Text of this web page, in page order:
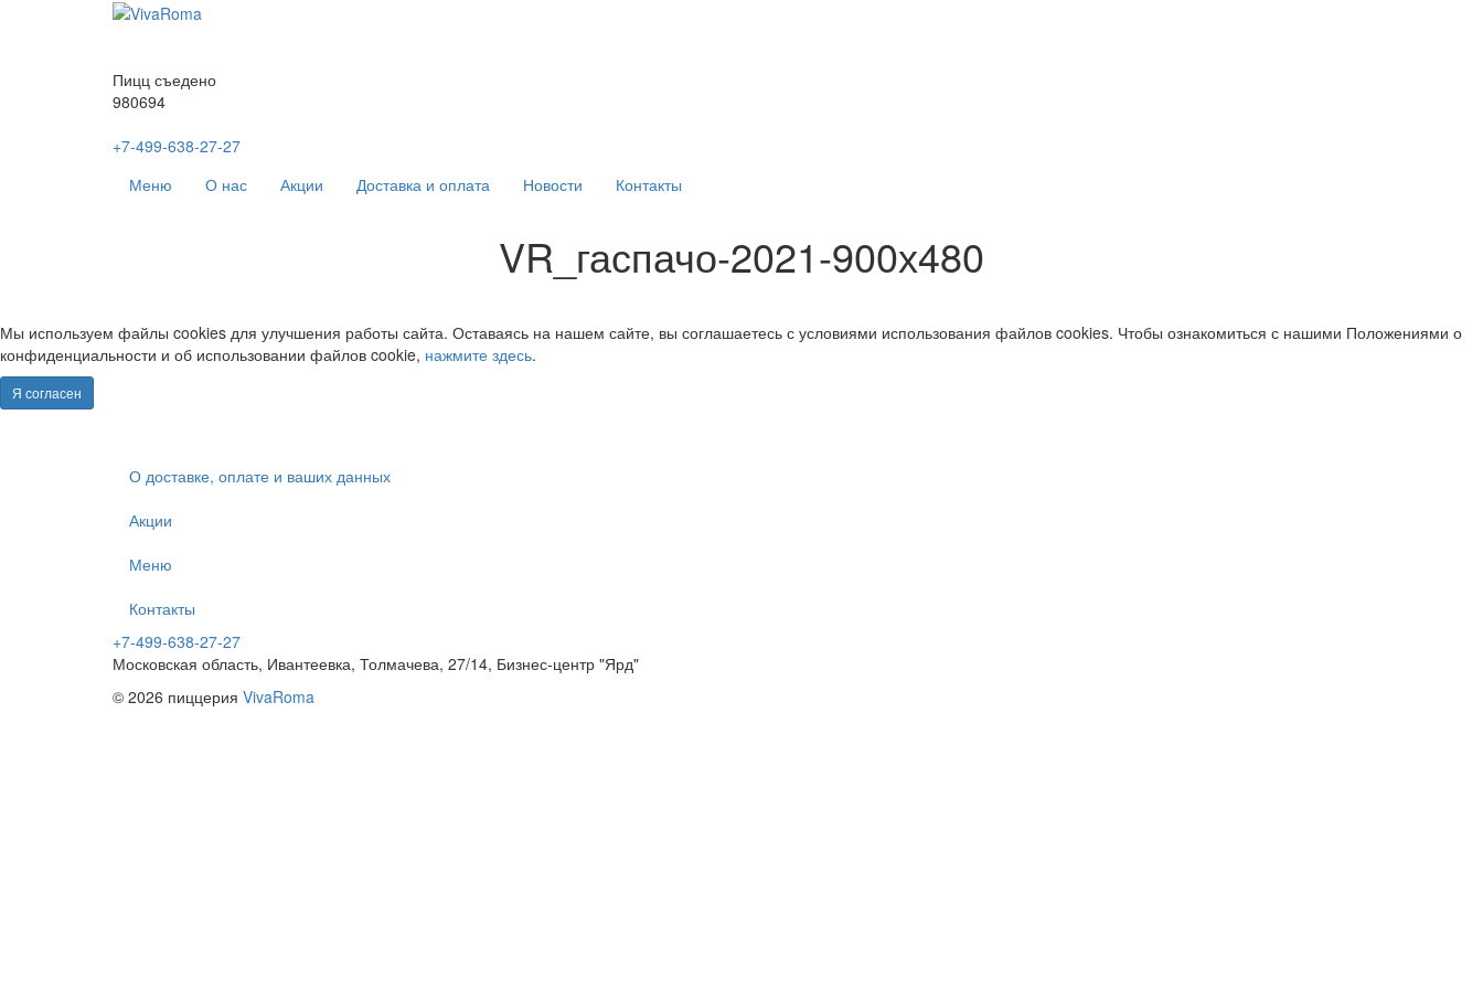
Пицц съедено
980694
+7-499-638-27-27
Меню
О нас Акции Доставка и оплата Новости Контакты
VR_гаспачо-2021-900х480
Мы используем файлы cookies для улучшения работы сайта. Оставаясь на нашем сайте, вы соглашаетесь с условиями использования файлов cookies. Чтобы ознакомиться с нашими Положениями о
конфиденциальности и об использовании файлов cookie, нажмите здесь.
Я согласен
О доставке, оплате и ваших данных
Акции
Меню
Контакты
+7-499-638-27-27
Московская область, Ивантеевка, Толмачева, 27/14, Бизнес-центр "Ярд"
© 2026 пиццерия VivaRoma